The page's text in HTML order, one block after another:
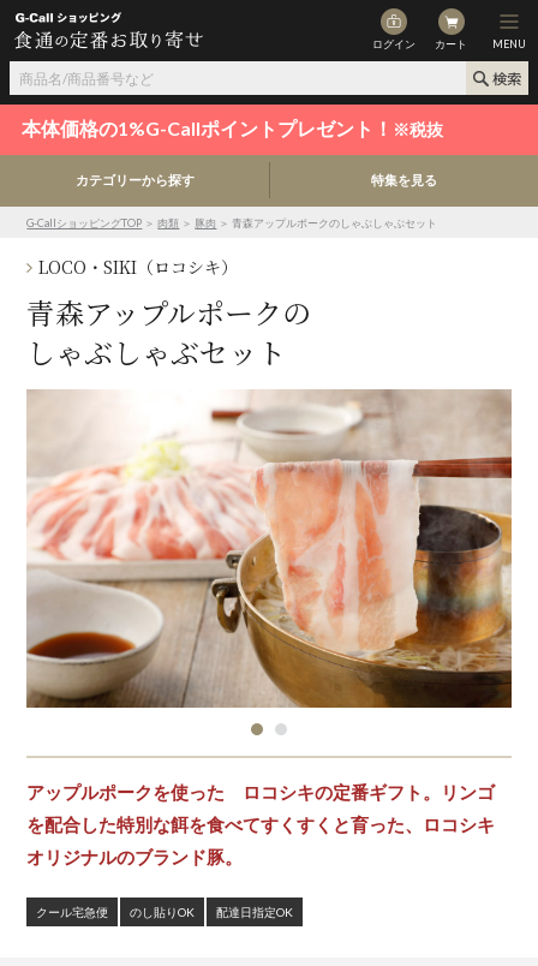
ログイン カート MENU
本体価格の1%G-Callポイントプレゼント！ ※税抜
カテゴリーから探す 特集を見る
G-CallショッピングTOP ＞肉類 ＞ 豚肉 ＞ 青森アップルポークのしゃぶしゃぶセット
LOCO・SIKI（ロコシキ）
青森アップルポークの
しゃぶしゃぶセット
アップルポークを使った ロコシキの定番ギフト。リンゴ
を配合した特別な餌を食べてすくすくと育った、ロコシキ
オリジナルのブランド豚。
クール宅急便 のし貼りOK 配達日指定OK